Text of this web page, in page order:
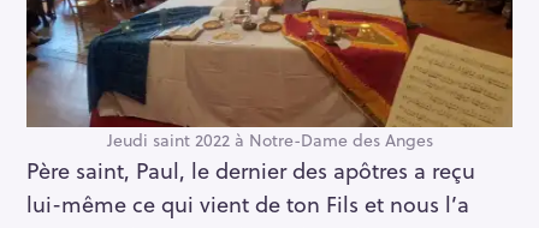
Jeudi saint 2022 à Notre-Dame des Anges
Père saint, Paul, le dernier des apôtres a reçu
lui-même ce qui vient de ton Fils et nous l’a